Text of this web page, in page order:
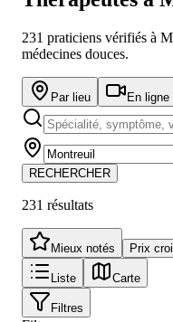
231 praticiens vérifiés à
médecines douces.
Par lieu En ligne
RECHERCHER
231 résultats
Mieux notés Prix
Liste Carte
Filtres